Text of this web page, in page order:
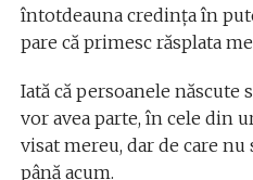
întotdeauna credința în
pare că primesc răsplata
Iată că persoanele născute
vor avea parte, în cele din
visat mereu, dar de care
până acum.